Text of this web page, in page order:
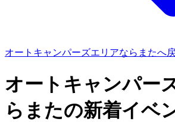
オートキャンパーズエリアならまたへ
オートキャンパー
らまたの新着イベ